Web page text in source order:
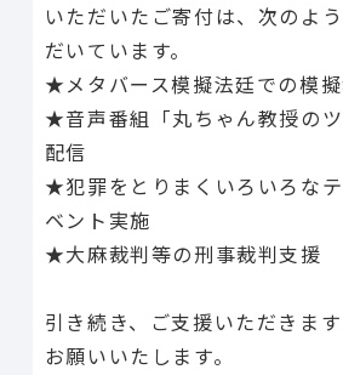
いただいたご寄付は、次のよ
だいています。
★メタバース模擬法廷での模
★音声番組「丸ちゃん教授の
配信
★犯罪をとりまくいろいろな
ベント実施
★大麻裁判等の刑事裁判支援
引き続き、ご支援いただきま
お願いいたします。